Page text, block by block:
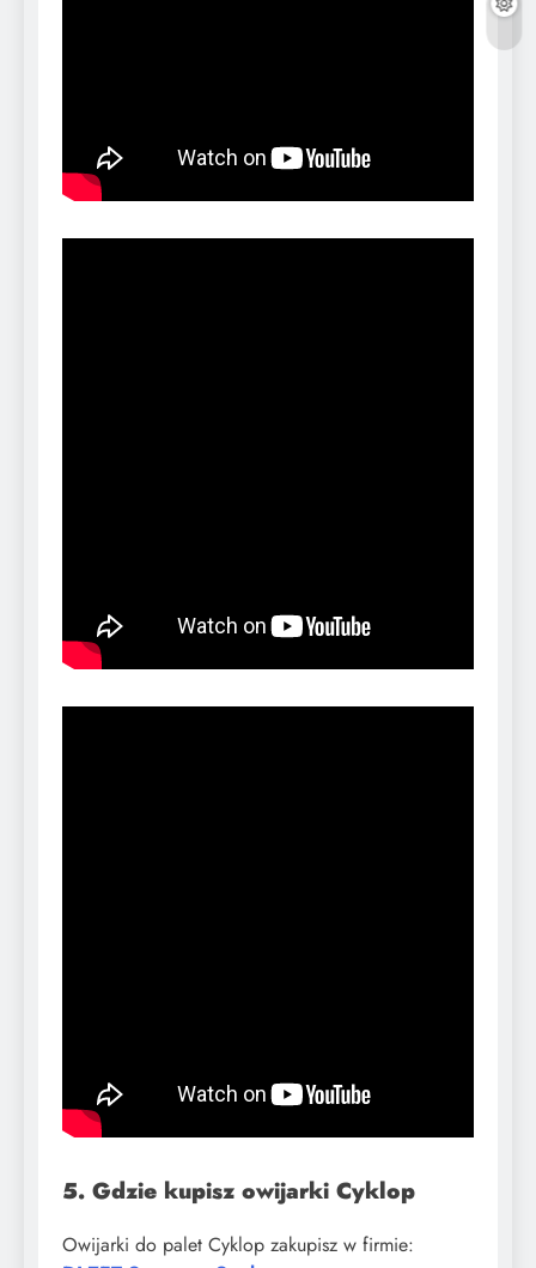
5. Gdzie kupisz owijarki Cyklop
Owijarki do palet Cyklop zakupisz w firmie: